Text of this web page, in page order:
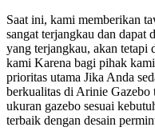
Saat ini, kami memberikan
sangat terjangkau dan dapat
yang terjangkau, akan tetapi
kami Karena bagi pihak
prioritas utama Jika Anda
berkualitas di Arinie Gazebo
ukuran gazebo sesuai
terbaik dengan desain